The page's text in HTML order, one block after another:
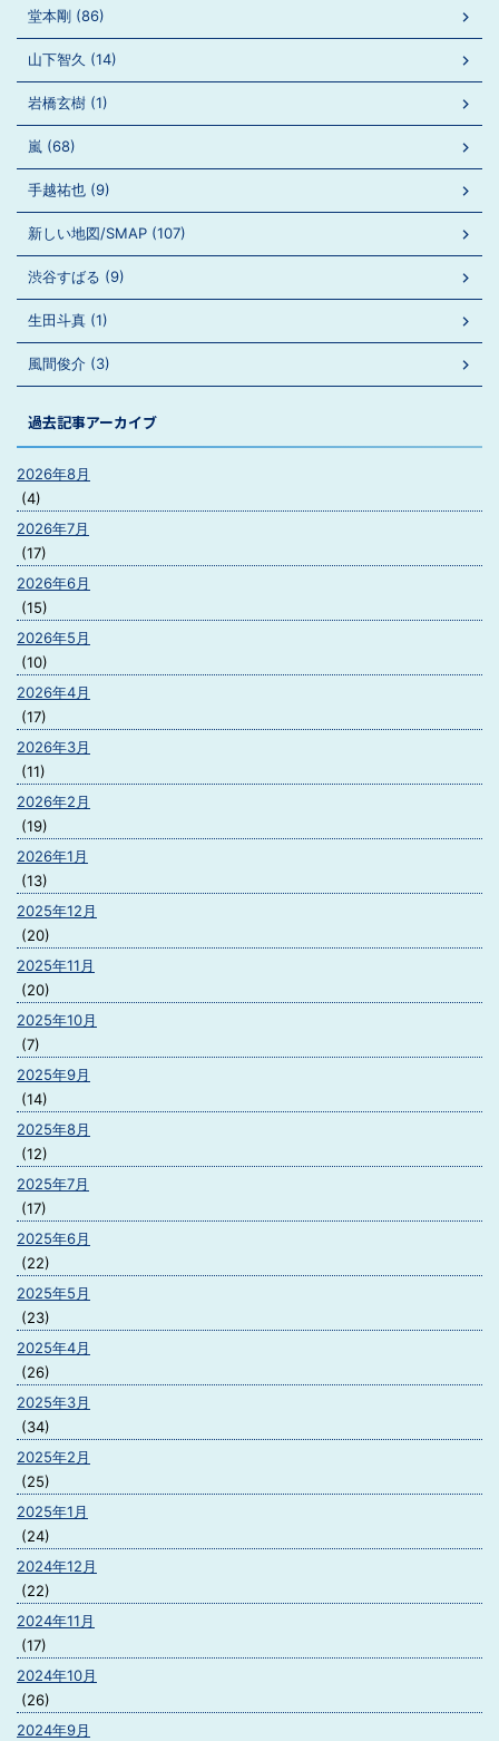
堂本剛 (86)
山下智久 (14)
岩橋玄樹 (1)
嵐 (68)
手越祐也 (9)
新しい地図/SMAP (107)
渋谷すばる (9)
生田斗真 (1)
風間俊介 (3)
過去記事アーカイブ
2026年8月
(4)
2026年7月
(17)
2026年6月
(15)
2026年5月
(10)
2026年4月
(17)
2026年3月
(11)
2026年2月
(19)
2026年1月
(13)
2025年12月
(20)
2025年11月
(20)
2025年10月
(7)
2025年9月
(14)
2025年8月
(12)
2025年7月
(17)
2025年6月
(22)
2025年5月
(23)
2025年4月
(26)
2025年3月
(34)
2025年2月
(25)
2025年1月
(24)
2024年12月
(22)
2024年11月
(17)
2024年10月
(26)
2024年9月